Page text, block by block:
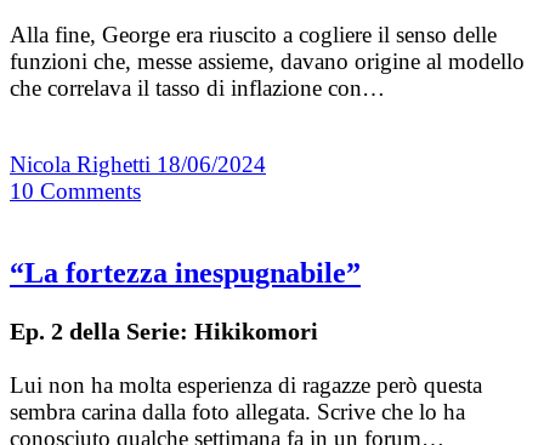
Alla fine, George era riuscito a cogliere il senso delle
funzioni che, messe assieme, davano origine al modello
che correlava il tasso di inflazione con…
Nicola Righetti 18/06/2024
10 Comments
“La fortezza inespugnabile”
Ep. 2 della Serie: Hikikomori
Lui non ha molta esperienza di ragazze però questa
sembra carina dalla foto allegata. Scrive che lo ha
conosciuto qualche settimana fa in un forum…